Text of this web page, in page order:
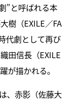
”と呼ばれる本
樹（EXILE／FA
代劇として再び
田信長（EXILE
が描かれる。
、赤影（佐藤大